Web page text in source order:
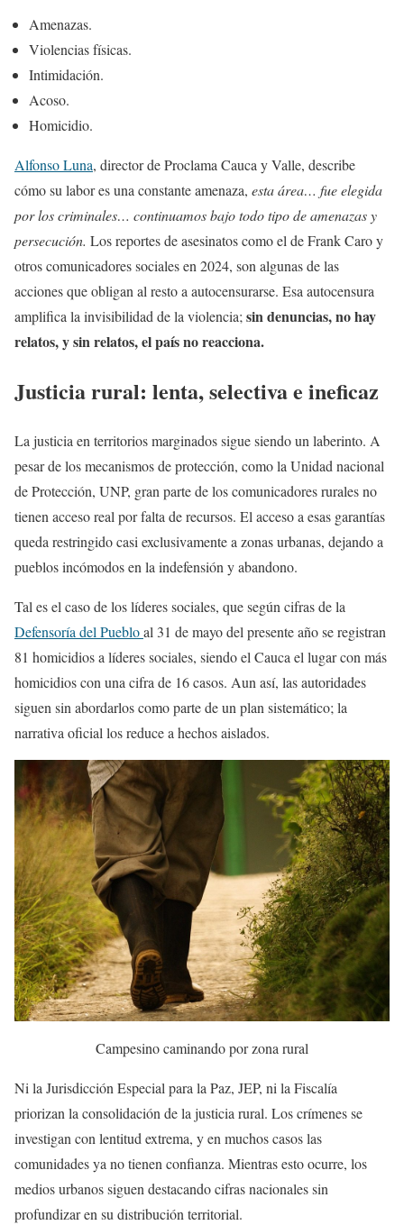
Amenazas.
Violencias físicas.
Intimidación.
Acoso.
Homicidio.
Alfonso Luna, director de Proclama Cauca y Valle, describe
cómo su labor es una constante amenaza, esta área… fue elegida
por los criminales… continuamos bajo todo tipo de amenazas y
persecución. Los reportes de asesinatos como el de Frank Caro y
otros comunicadores sociales en 2024, son algunas de las
acciones que obligan al resto a autocensurarse. Esa autocensura
amplifica la invisibilidad de la violencia;sin denuncias, no hay
relatos, y sin relatos, el país no reacciona.
Justicia rural: lenta, selectiva e ineficaz
La justicia en territorios marginados sigue siendo un laberinto. A
pesar de los mecanismos de protección, como la Unidad nacional
de Protección, UNP, gran parte de los comunicadores rurales no
tienen acceso real por falta de recursos. El acceso a esas garantías
queda restringido casi exclusivamente a zonas urbanas, dejando a
pueblos incómodos en la indefensión y abandono.
Tal es el caso de los líderes sociales, que según cifras de la
Defensoría del Puebloal 31 de mayo del presente año se registran
81 homicidios a líderes sociales, siendo el Cauca el lugar con más
homicidios con una cifra de 16 casos. Aun así, las autoridades
siguen sin abordarlos como parte de un plan sistemático; la
narrativa oficial los reduce a hechos aislados.
Campesino caminando por zona rural
Ni la Jurisdicción Especial para la Paz, JEP, ni la Fiscalía
priorizan la consolidación de la justicia rural. Los crímenes se
investigan con lentitud extrema, y en muchos casos las
comunidades ya no tienen confianza. Mientras esto ocurre, los
medios urbanos siguen destacando cifras nacionales sin
profundizar en su distribución territorial.